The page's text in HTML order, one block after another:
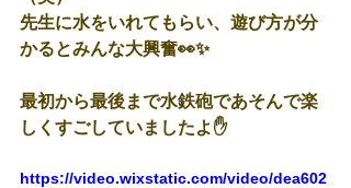
先生に水をいれてもらい、遊び方が分
かるとみんな大興奮👀✨
最初から最後まで水鉄砲であそんで楽
しくすごしていましたよ✋
https://video.wixstatic.com/video/dea602